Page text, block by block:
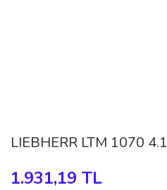
LIEBHERR LTM 1070 4.1
1.931,19 TL